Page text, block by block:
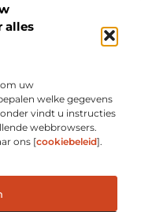
alles
om uw
welke gegevens
vindt u instructies
webbrowsers.
ons [cookiebeleid].